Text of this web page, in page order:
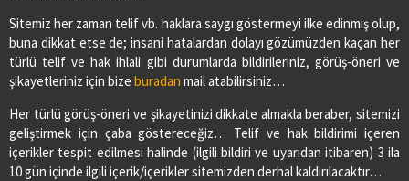
Sitemiz her zaman telif vb. haklara saygı göstermeyi ilke edinmiş olup,
buna dikkat etse de; insani hatalardan dolayı gözümüzden kaçan her
türlü telif ve hak ihlali gibi durumlarda bildirileriniz, görüş-öneri ve
şikayetleriniz için bize buradan mail atabilirsiniz…
Her türlü görüş-öneri ve şikayetinizi dikkate almakla beraber, sitemizi
geliştirmek için çaba göstereceğiz… Telif ve hak bildirimi içeren
içerikler tespit edilmesi halinde (ilgili bildiri ve uyarıdan itibaren) 3 ila
10 gün içinde ilgili içerik/içerikler sitemizden derhal kaldırılacaktır…